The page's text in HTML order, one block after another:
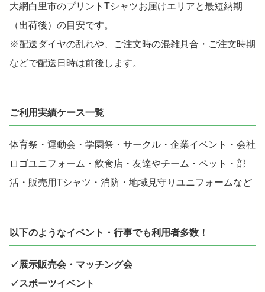
大網白里市のプリントTシャツお届けエリアと最短納期
（出荷後）の目安です。
※配送ダイヤの乱れや、ご注文時の混雑具合・ご注文時期
などで配送日時は前後します。
ご利用実績ケース一覧
体育祭・運動会・学園祭・サークル・企業イベント・会社
ロゴユニフォーム・飲食店・友達やチーム・ペット・部
活・販売用Tシャツ・消防・地域見守りユニフォームなど
以下のようなイベント・行事でも利用者多数！
✓展示販売会・マッチング会
✓スポーツイベント